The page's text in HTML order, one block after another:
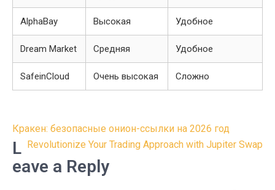
AlphaBay Высокая Удобное
Dream Market Средняя Удобное
SafeinCloud Очень высокая Сложно
Post
navigation
Кракен: безопасные онион-ссылки на 2026 год
Revolutionize Your Trading Approach with Jupiter Swap
L
eave a Reply